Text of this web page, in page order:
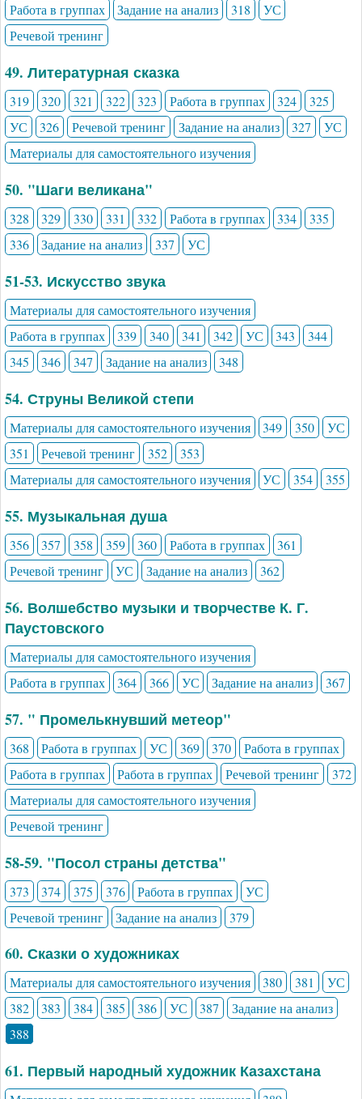
Работа в группах
Задание на анализ 318
УС
Речевой тренинг
49. Литературная сказка
319 320 321 322 323 Работа в группах 324
325
УС
326 Речевой тренинг Задание на анализ 327
УС
Материалы для самостоятельного изучения
50. "Шаги великана"
328 329 330 331 332 Работа в группах 334
335
336
Задание на анализ 337 УС
51-53. Искусство звука
Материалы для самостоятельного изучения
Работа в группах
339 340 341 342 УС 343
344
345
346 347 Задание на анализ 348
54. Струны Великой степи
Материалы для самостоятельного изучения 349 350
УС
351
Речевой тренинг 352
353
Материалы для самостоятельного изучения
УС 354 355
55. Музыкальная душа
356 357 358 359 360 Работа в группах
361
Речевой тренинг
УС Задание на анализ 362
56. Волшебство музыки и творчестве К. Г.
Паустовского
Материалы для самостоятельного изучения
Работа в группах
364 366 УС Задание на анализ 367
57. " Промелькнувший метеор"
368 Работа в группах УС 369 370
Работа в группах
Работа в группах
Работа в группах Речевой тренинг
372
Материалы для самостоятельного изучения
Речевой тренинг
58-59. "Посол страны детства"
373 374 375 376 Работа в группах
УС
Речевой тренинг
Задание на анализ 379
60. Сказки о художниках
Материалы для самостоятельного изучения 380 381
УС
382
383 384 385 386 УС 387
Задание на анализ
388
61. Первый народный художник Казахстана